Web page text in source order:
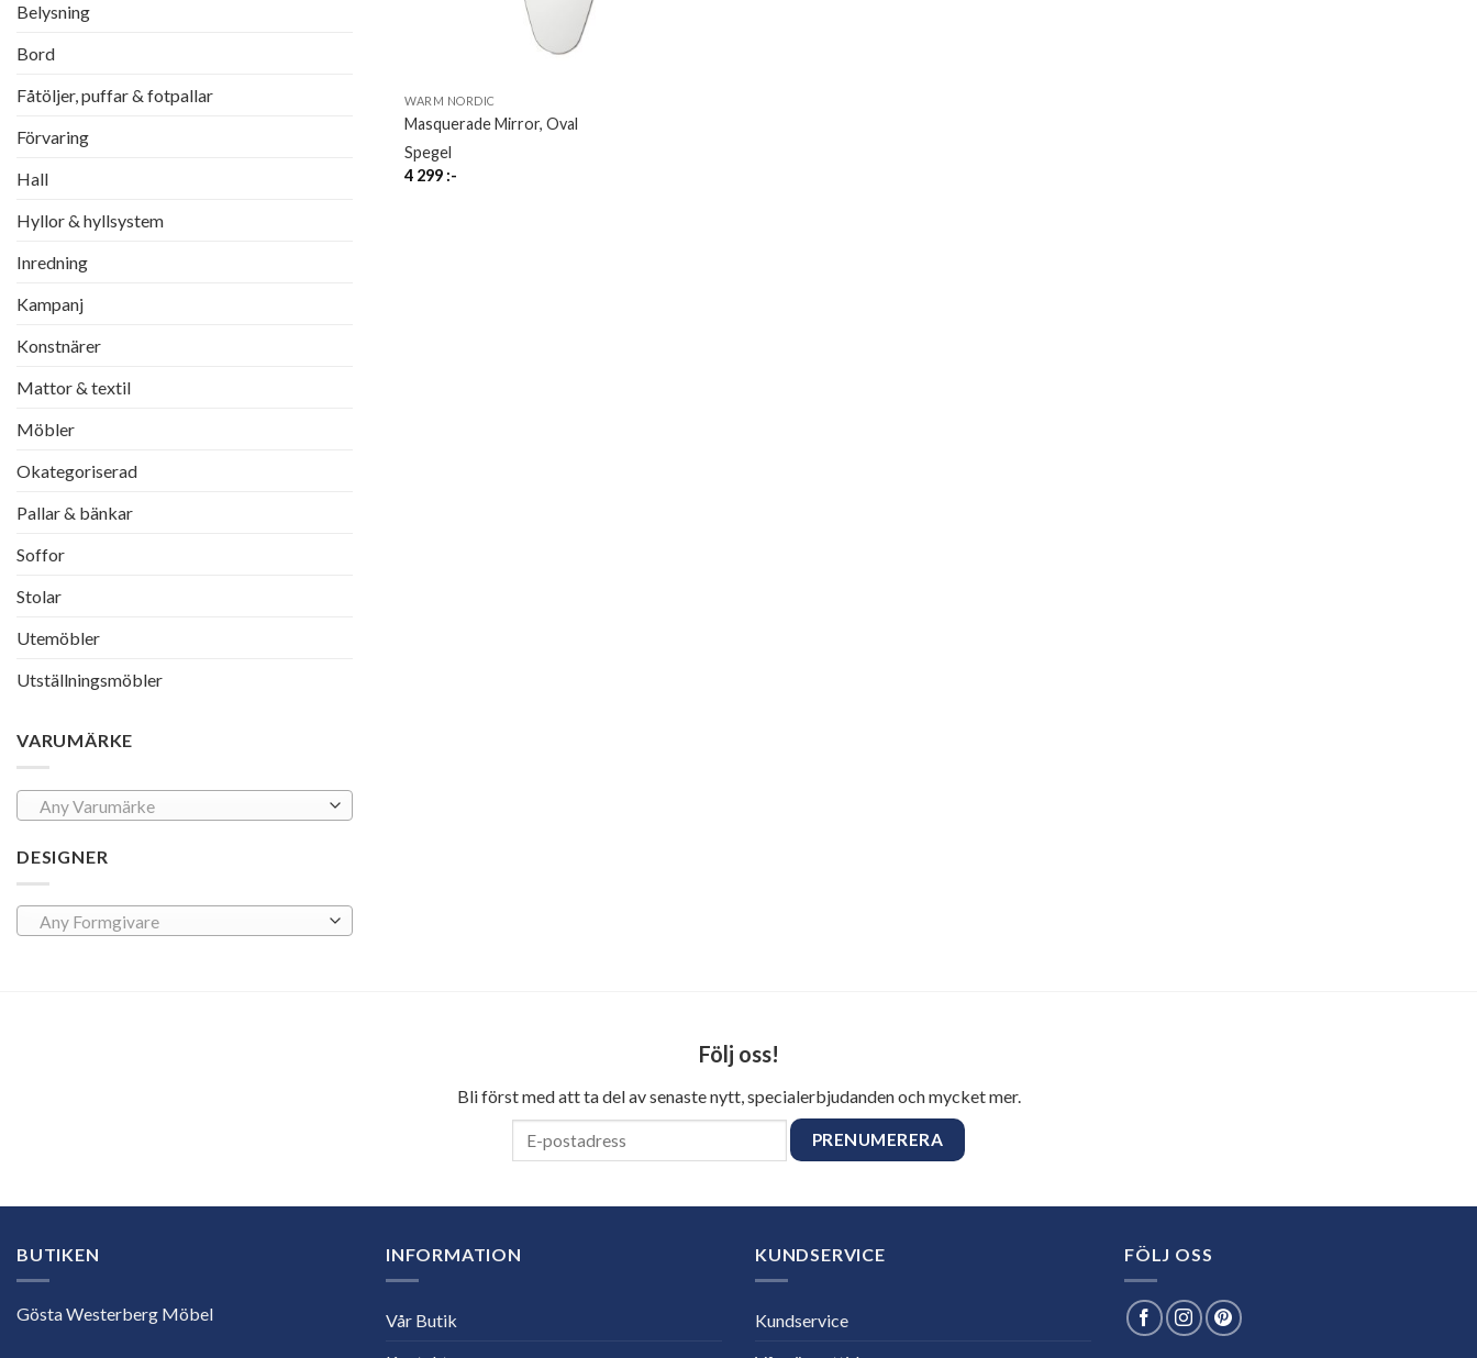
Belysning
Bord
Fåtöljer, puffar & fotpallar
Förvaring
Hall
Hyllor & hyllsystem
Inredning
Kampanj
Konstnärer
Mattor & textil
Möbler
Okategoriserad
Pallar & bänkar
Soffor
Stolar
Utemöbler
Utställningsmöbler
VARUMÄRKE
Any Varumärke
DESIGNER
Any Formgivare
WARM NORDIC
Masquerade Mirror, Oval
Spegel
4 299 :-
Följ oss!
Bli först med att ta del av senaste nytt, specialerbjudanden och mycket mer.
BUTIKEN
Gösta Westerberg Möbel
INFORMATION
Vår Butik
KUNDSERVICE
Kundservice
FÖLJ OSS